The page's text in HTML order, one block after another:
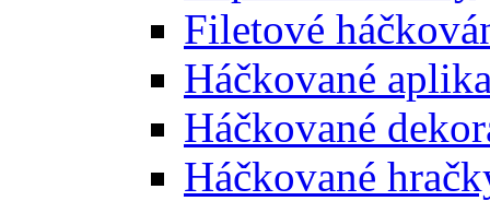
Filetové
Háčkované
Háčkované
Háčkované